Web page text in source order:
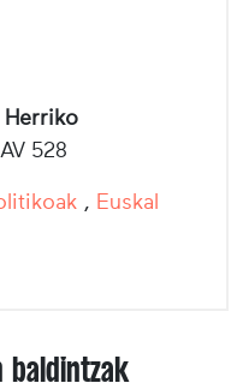
Herriko
528
, Euskal
baldintzak